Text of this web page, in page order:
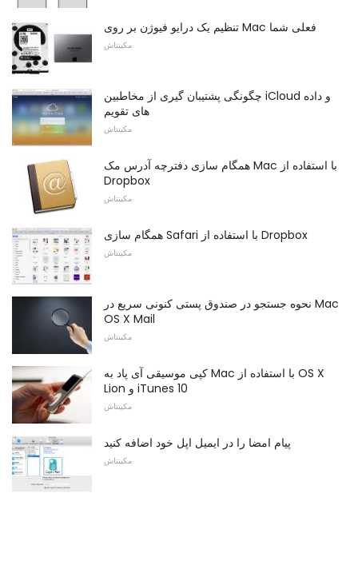
تنظیم یک درایو فیوژن بر روی Mac فعلی شما
مکینتاش
چگونگی پشتیبان گیری از مخاطبین iCloud و داده
های تقویم
مکینتاش
همگام سازی دفترچه آدرس مک Mac با استفاده از
Dropbox
مکینتاش
همگام سازی Safari با استفاده از Dropbox
مکینتاش
نحوه جستجو در صندوق پستی کنونی سریع در Mac
OS X Mail
مکینتاش
کپی موسیقی آی پاد به Mac با استفاده از OS X
Lion و iTunes 10
مکینتاش
پیام امضا را در ایمیل اپل خود اضافه کنید
مکینتاش